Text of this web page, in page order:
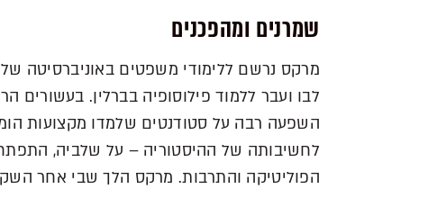
שמרנים ומהפכנים
מרקס נרשם ללימודי משפטים באוניברסיטה
השפעה רבה על סטודנטים שלמדו מקצועות
לחשיבותה של ההיסטוריה – על שלביה,
הפוליטיקה והתרבות. מרקס הלך שבי אחר